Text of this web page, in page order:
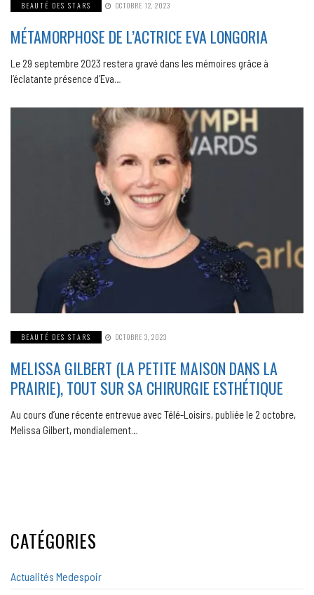
BEAUTÉ DES STARS OCTOBRE 12, 2023
MÉTAMORPHOSE DE L’ACTRICE EVA LONGORIA
Le 29 septembre 2023 restera gravé dans les mémoires grâce à
l’éclatante présence d’Eva…
BEAUTÉ DES STARS OCTOBRE 3, 2023
MELISSA GILBERT (LA PETITE MAISON DANS LA
PRAIRIE), TOUT SUR SA CHIRURGIE ESTHÉTIQUE
Au cours d’une récente entrevue avec Télé-Loisirs, publiée le 2 octobre,
Melissa Gilbert, mondialement…
CATÉGORIES
Actualités Medespoir